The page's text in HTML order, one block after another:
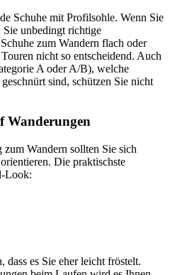
Schuhe mit Profilsohle. Wenn Sie
Sie unbedingt richtige
zum Wandern flach oder
nicht so entscheidend. Auch
A oder A/B), welche
sind, schützen Sie nicht
Wanderungen
Wandern sollten Sie sich
Die praktischste
Look:
dass es Sie eher leicht fröstelt.